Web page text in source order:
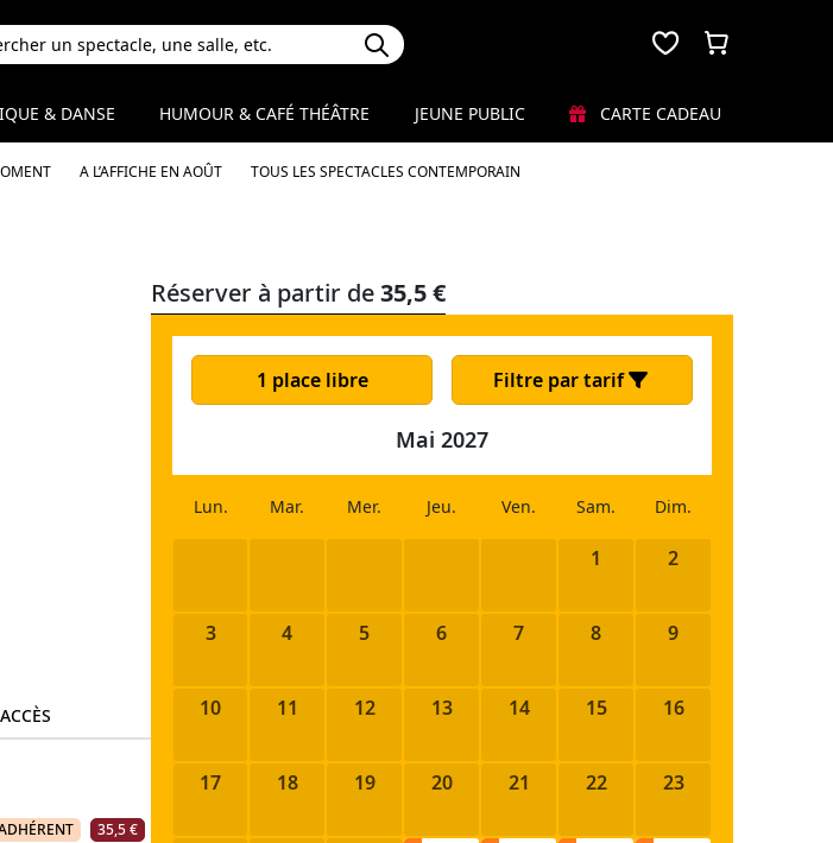
A L’AFFICHE EN AOÛT TOUS LES SPECTACLES CONTEMPORAIN
& DANSE HUMOUR & CAFÉ THÉÂTRE JEUNE PUBLIC CARTE CADEAU
ACCÈS
35,5 €
Réserver à partir de35,5 €
1 place libre Filtre par tarif
Mai 2027
Lun. Mar. Mer. Jeu. Ven. Sam. Dim.
1 2
3 4 5 6 7 8 9
10 11 12 13 14 15 16
17 18 19 20 21 22 23